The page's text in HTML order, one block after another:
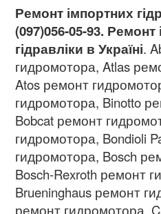
Ремонт імпортних
(097)056-05-93. Ремонт
гідравліки в Україні.
гидромотора, Atlas
Atos ремонт
гидромотора, Binotto
Bobcat ремонт
гидромотора, Bondioli
гидромотора, Bosch
Bosch-Rexroth ремонт
Brueninghaus ремонт
ремонт гидромотора,